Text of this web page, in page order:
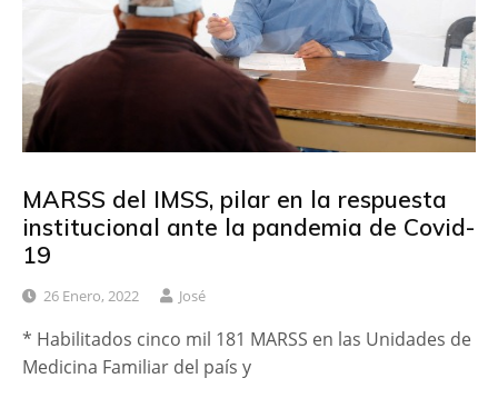
MARSS del IMSS, pilar en la respuesta
institucional ante la pandemia de Covid-
19
26 Enero, 2022 José
* Habilitados cinco mil 181 MARSS en las Unidades de
Medicina Familiar del país y